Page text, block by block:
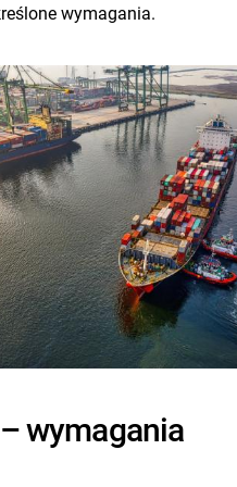
wymagania.
wymagania